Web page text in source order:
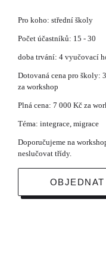
Pro koho: střední školy
Počet účastníků: 15 - 30
doba trvání: 4 vyučovací
Dotovaná cena pro školy:
za workshop
Plná cena: 7 000 Kč za
Téma: integrace, migrace
Doporučujeme na
neslučovat třídy.
OBJEDNAT